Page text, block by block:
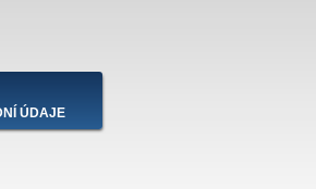
ÚDAJE